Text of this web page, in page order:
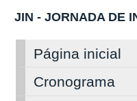
JIN - JORNADA DE
Página inicial
Cronograma